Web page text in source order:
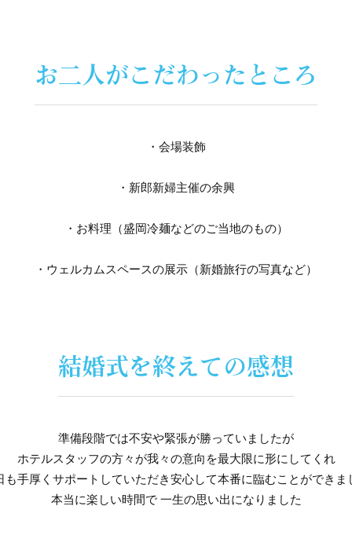
お二人がこだわったところ
・会場装飾
・新郎新婦主催の余興
・お料理（盛岡冷麺などのご当地のもの）
・ウェルカムスペースの展示（新婚旅行の写真など）
結婚式を終えての感想
準備段階では不安や緊張が勝っていましたが
ホテルスタッフの方々が我々の意向を最大限に形にしてくれ
も手厚くサポートしていただき安心して本番に臨むことができま
本当に楽しい時間で 一生の思い出になりました